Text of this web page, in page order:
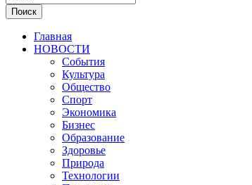
Поиск
Главная
НОВОСТИ
События
Культура
Общество
Спорт
Экономика
Бизнес
Образование
Здоровье
Природа
Технологии